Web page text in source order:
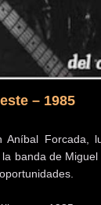
– 1985
Aníbal Forcada,
banda de